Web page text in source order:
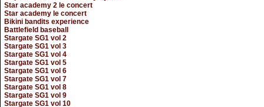
Star academy 2 le concert
Star academy le concert
Bikini bandits experience
Battlefield baseball
Stargate SG1 vol 2
Stargate SG1 vol 3
Stargate SG1 vol 4
Stargate SG1 vol 5
Stargate SG1 vol 6
Stargate SG1 vol 7
Stargate SG1 vol 8
Stargate SG1 vol 9
Stargate SG1 vol 10